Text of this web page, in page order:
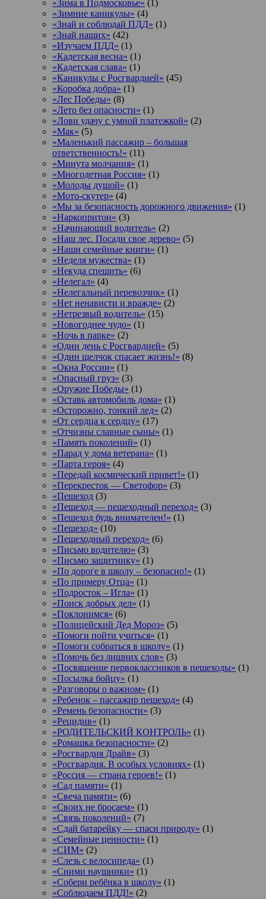
«Зима в Подмосковье» (1)
«Зимние каникулы» (4)
«Знай и соблюдай ПДД» (1)
«Знай наших» (42)
«Изучаем ПДД» (1)
«Кадетская весна» (1)
«Кадетская слава» (1)
«Каникулы с Росгвардией» (45)
«Коробка добра» (1)
«Лес Победы» (8)
«Лето без опасности» (1)
«Лови удачу с умной платежкой» (2)
«Мак» (5)
«Маленький пассажир – большая
ответственность!» (11)
«Минута молчания» (1)
«Многодетная Россия» (1)
«Молоды душой» (1)
«Мото-скутер» (4)
«Мы за безопасность дорожного движения» (1)
«Наркопритон» (3)
«Начинающий водитель» (2)
«Наш лес. Посади свое дерево» (5)
«Наши семейные книги» (1)
«Неделя мужества» (1)
«Некуда спешить» (6)
«Нелегал» (4)
«Нелегальный перевозчик» (1)
«Нет ненависти и вражде» (2)
«Нетрезвый водитель» (15)
«Новогоднее чудо» (1)
«Ночь в парке» (2)
«Один день с Росгвардией» (5)
«Один щелчок спасает жизнь!» (8)
«Окна России» (1)
«Опасный груз» (3)
«Оружие Победы» (1)
«Оставь автомобиль дома» (1)
«Осторожно, тонкий лед» (2)
«От сердца к сердцу» (17)
«Отчизны славные сыны» (1)
«Память поколений» (1)
«Парад у дома ветерана» (1)
«Парта героя» (4)
«Передай космический привет!» (1)
«Перекресток — Светофор» (3)
«Пешеход (3)
«Пешеход — пешеходный переход» (3)
«Пешеход будь внимателен!» (1)
«Пешеход» (10)
«Пешеходный переход» (6)
«Письмо водителю» (3)
«Письмо защитнику» (1)
«По дороге в школу – безопасно!» (1)
«По примеру Отца» (1)
«Подросток ‒ Игла» (1)
«Поиск добрых дел» (1)
«Поклонимся» (6)
«Полицейский Дед Мороз» (5)
«Помоги пойти учиться» (1)
«Помоги собраться в школу» (1)
«Помочь без лишних слов» (3)
«Посвящение первоклассников в пешеходы» (1)
«Посылка бойцу» (1)
«Разговоры о важном» (1)
«Ребенок – пассажир пешеход» (4)
«Ремень безопасности» (3)
«Рецидив» (1)
«РОДИТЕЛЬСКИЙ КОНТРОЛЬ» (1)
«Ромашка безопасности» (2)
«Росгвардия Драйв» (3)
«Росгвардия. В особых условиях» (1)
«Россия — страна героев!» (1)
«Сад памяти» (1)
«Свеча памяти» (6)
«Своих не бросаем» (1)
«Связь поколений» (7)
«Сдай батарейку — спаси природу» (1)
«Семейные ценности» (1)
«СИМ» (2)
«Слезь с велосипеда» (1)
«Сними наушники» (1)
«Собери ребёнка в школу» (1)
«Соблюдаем ПДД!» (2)